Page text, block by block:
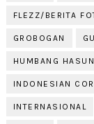
FLEZZ/BERITA
GROBOGAN
HUMBANG
INDONESIAN
INTERNASIONAL